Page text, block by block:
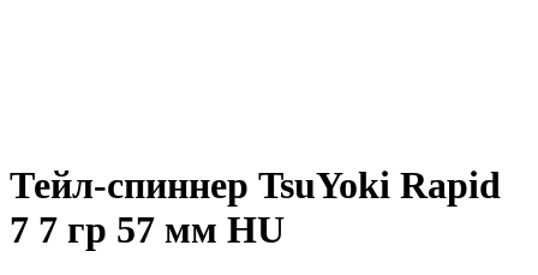
Тейл-спиннер TsuYoki Rapid
7 7 гр 57 мм HU